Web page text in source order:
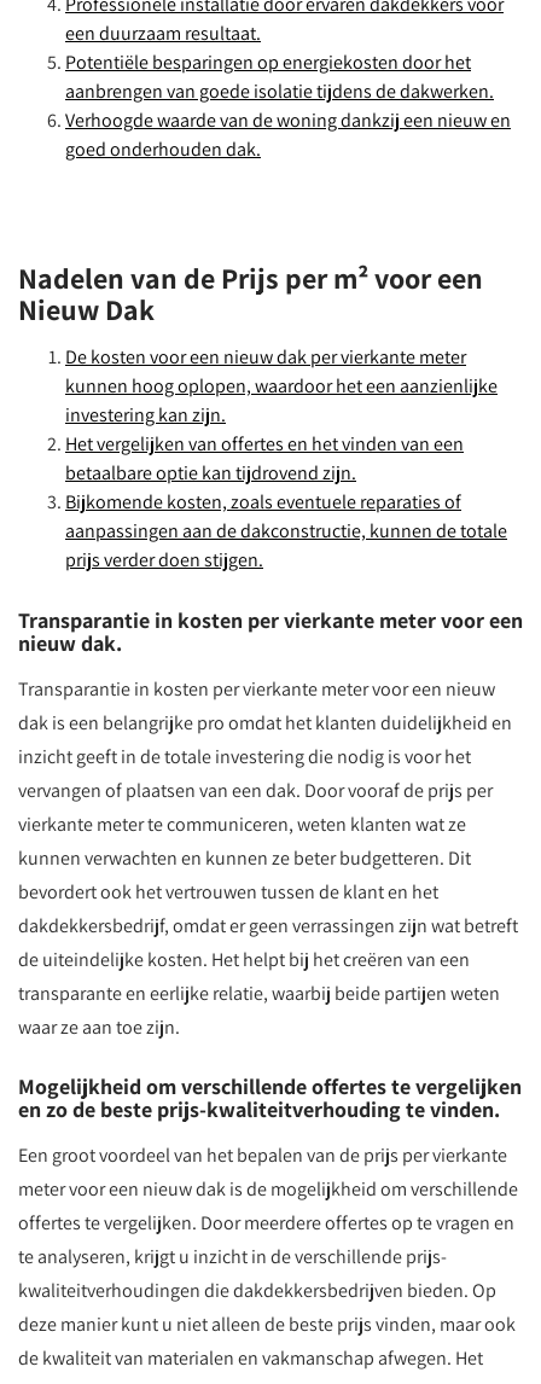
een duurzaam resultaat.
Potentiële besparingen op energiekosten door het
aanbrengen van goede isolatie tijdens de dakwerken.
Verhoogde waarde van de woning dankzij een nieuw en
goed onderhouden dak.
Nadelen van de Prijs per m² voor een
Nieuw Dak
De kosten voor een nieuw dak per vierkante meter
kunnen hoog oplopen, waardoor het een aanzienlijke
investering kan zijn.
Het vergelijken van offertes en het vinden van een
betaalbare optie kan tijdrovend zijn.
Bijkomende kosten, zoals eventuele reparaties of
aanpassingen aan de dakconstructie, kunnen de totale
prijs verder doen stijgen.
Transparantie in kosten per vierkante meter voor een
nieuw dak.
Transparantie in kosten per vierkante meter voor een nieuw
dak is een belangrijke pro omdat het klanten duidelijkheid en
inzicht geeft in de totale investering die nodig is voor het
vervangen of plaatsen van een dak. Door vooraf de prijs per
vierkante meter te communiceren, weten klanten wat ze
kunnen verwachten en kunnen ze beter budgetteren. Dit
bevordert ook het vertrouwen tussen de klant en het
dakdekkersbedrijf, omdat er geen verrassingen zijn wat betreft
de uiteindelijke kosten. Het helpt bij het creëren van een
transparante en eerlijke relatie, waarbij beide partijen weten
waar ze aan toe zijn.
Mogelijkheid om verschillende offertes te vergelijken
en zo de beste prijs-kwaliteitverhouding te vinden.
Een groot voordeel van het bepalen van de prijs per vierkante
meter voor een nieuw dak is de mogelijkheid om verschillende
offertes te vergelijken. Door meerdere offertes op te vragen en
te analyseren, krijgt u inzicht in de verschillende prijs-
kwaliteitverhoudingen die dakdekkersbedrijven bieden. Op
deze manier kunt u niet alleen de beste prijs vinden, maar ook
de kwaliteit van materialen en vakmanschap afwegen. Het